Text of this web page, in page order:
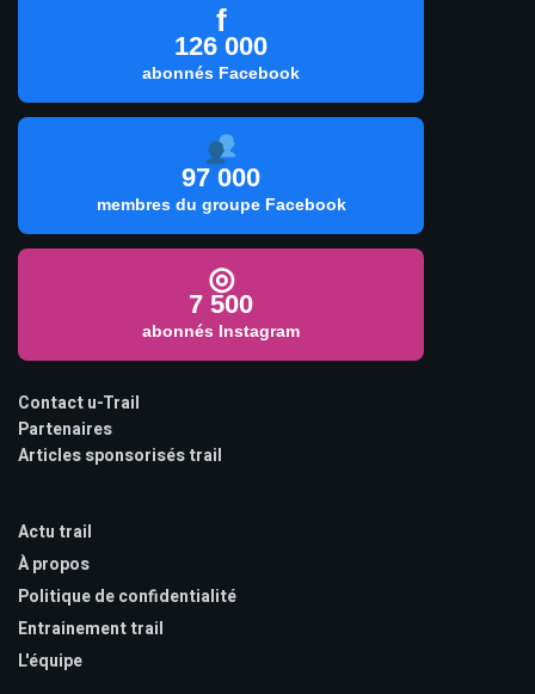
f
126 000
abonnés Facebook
97 000
membres du groupe Facebook
◎
7 500
abonnés Instagram
Contact u-Trail
Partenaires
Articles sponsorisés trail
Actu trail
À propos
Politique de confidentialité
Entrainement trail
L'équipe